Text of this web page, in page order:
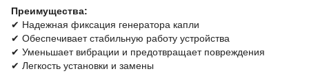
Преимущества:
✔ Надежная фиксация генератора капли
✔ Обеспечивает стабильную работу устройства
✔ Уменьшает вибрации и предотвращает повреждения
✔ Легкость установки и замены